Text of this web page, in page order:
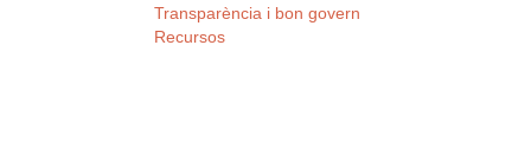
Transparència i bon govern
Recursos